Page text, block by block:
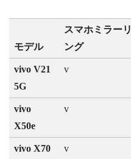
モデル
スマホミラーリ
ング
vivo V21
5G
v
vivo
X50e
v
vivo X70
v